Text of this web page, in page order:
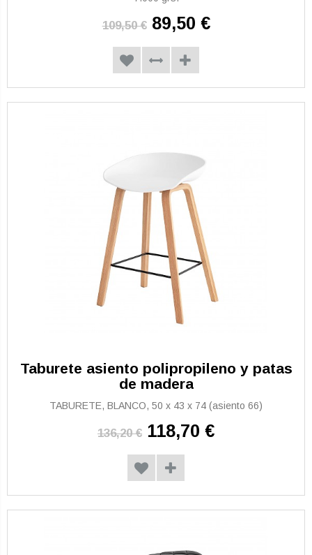
109,50 € 89,50 €
Taburete asiento polipropileno y patas
de madera
TABURETE, BLANCO, 50 x 43 x 74 (asiento 66)
136,20 € 118,70 €